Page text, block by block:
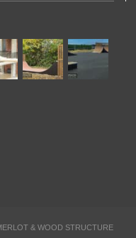
& WOOD STRUCTURE